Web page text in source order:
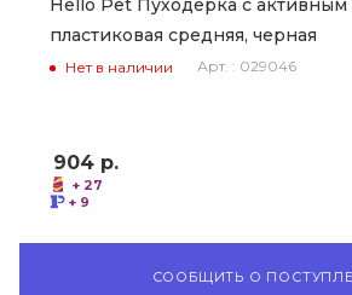
Hello Pet Пуходерка с
пластиковая средняя, черная
Нет в наличии Арт. : 029046
904 р.
+ 27
+ 9
СООБЩИТЬ О